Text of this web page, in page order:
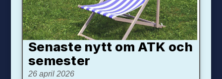
Senaste nytt om ATK och
se­mester
26 april 2026